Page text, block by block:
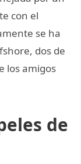
con el
se ha
dos de
los amigos
de